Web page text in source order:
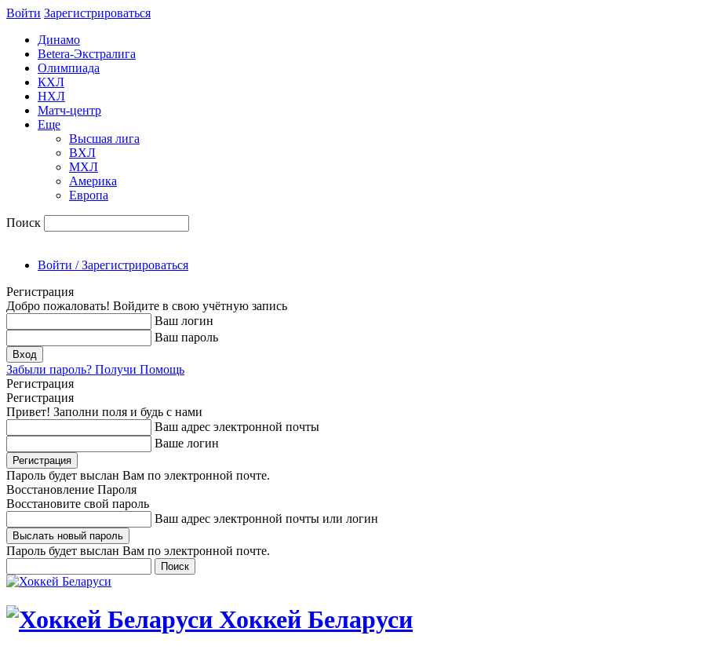
Войти Зарегиcтрироваться
Динамо
Betera-Экстралига
Олимпиада
КХЛ
НХЛ
Матч-центр
Еще
Высшая лига
ВХЛ
МХЛ
Америка
Европа
Поиск
Войти / Зарегистрироваться
Регистрация
Добро пожаловать! Войдите в свою учётную запись
Ваш логин
Ваш пароль
Забыли пароль? Получи Помощь
Регистрация
Регистрация
Привет! Заполни поля и будь с нами
Ваш адрес электронной почты
Ваше логин
Пароль будет выслан Вам по электронной почте.
Восстановление Пароля
Восстановите свой пароль
Ваш адрес электронной почты или логин
Пароль будет выслан Вам по электронной почте.
Хоккей Беларуси